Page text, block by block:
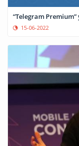
“Telegram
15-06-2022